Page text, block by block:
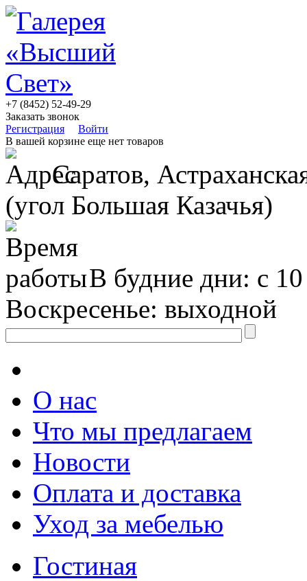
+7 (8452) 52-49-29
Заказать звонок
Регистрация
Войти
В вашей корзине еще нет товаров
Саратов,
(угол Большая Казачья)
В будние дни: с
Воскресенье: выходной
О нас
Что мы предлагаем
Новости
Оплата и доставка
Уход за мебелью
Гостиная